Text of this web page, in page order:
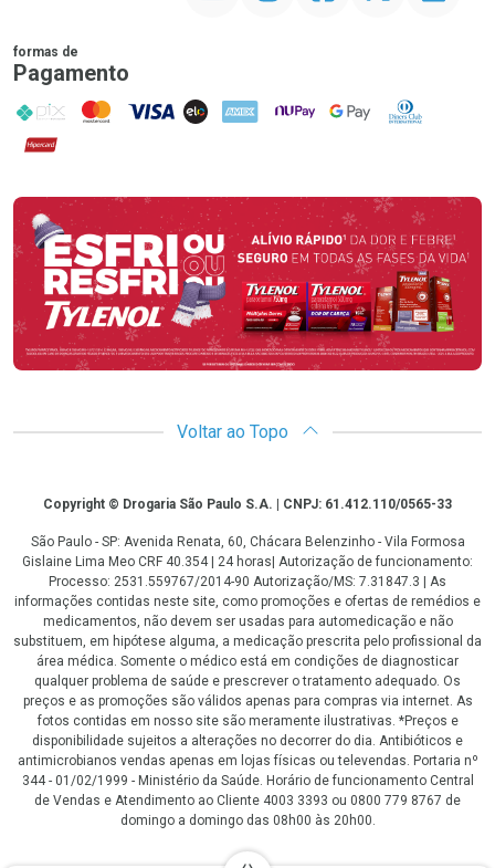
formas de
Pagamento
PIX MasterCard
VISA ELO AMEX NuPay Google PayDiners Club
Hipercard
Promoção em Destaque
Voltar ao Topo
CopyrightCopyright © Drogaria São Paulo S.A. | CNPJ: 61.412.110/0565-33
São Paulo - SP: Avenida Renata, 60, Chácara Belenzinho - Vila Formosa
Gislaine Lima Meo CRF 40.354 | 24 horas| Autorização de funcionamento:
Processo: 2531.559767/2014-90 Autorização/MS: 7.31847.3 | As
informações contidas neste site, como promoções e ofertas de remédios e
medicamentos, não devem ser usadas para automedicação e não
substituem, em hipótese alguma, a medicação prescrita pelo profissional da
área médica. Somente o médico está em condições de diagnosticar
qualquer problema de saúde e prescrever o tratamento adequado. Os
preços e as promoções são válidos apenas para compras via internet. As
fotos contidas em nosso site são meramente ilustrativas. *Preços e
disponibilidade sujeitos a alterações no decorrer do dia. Antibióticos e
antimicrobianos vendas apenas em lojas físicas ou televendas. Portaria nº
344 - 01/02/1999 - Ministério da Saúde. Horário de funcionamento Central
de Vendas e Atendimento ao Cliente 4003 3393 ou 0800 779 8767 de
domingo a domingo das 08h00 às 20h00.
LGPD Aceite os Cookies